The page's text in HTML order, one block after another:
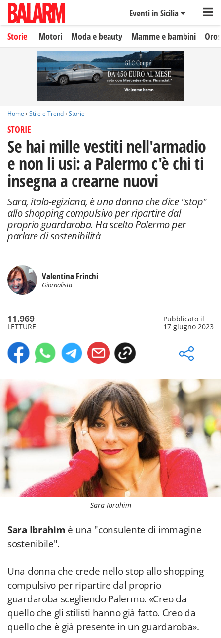
Eventi in Sicilia
Storie Motori Moda e beauty Mamme e bambini
Home › Stile e Trend› Storie
STORIE
Se hai mille vestiti nell'armadio
e non li usi: a Palermo c'è chi ti
insegna a crearne nuovi
Sara, italo-egiziana, è una donna che dice "stop"
allo shopping compulsivo per ripartire dal
proprio guardaroba. Ha scelto Palermo per
parlare di sostenibilità
Valentina Frinchi
Giornalista
11.969
LETTURE
Pubblicato il
17 giugno 2023
Sara Ibrahim
Sara Ibrahim è una "consulente di immagine
sostenibile".
Una donna che crede nello stop allo shopping
compulsivo per ripartire dal proprio
guardaroba scegliendo Palermo. «Creo da
quello che gli stilisti hanno già fatto. Creo da
quello che è già presente in un guardaroba».